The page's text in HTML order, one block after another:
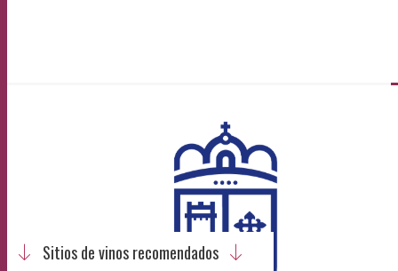
Sitios de vinos recomendados